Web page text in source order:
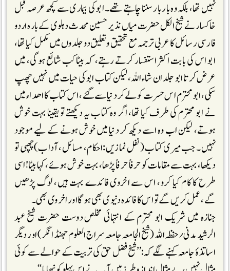
نہیں تھا، بلکہ وہ بار بار سننا چاہتے تھے۔ ابو کی بیماری سے کچھ عرصہ قبل
خاکسار نے شیخ الکل حضرت میاں نذیر حسین محدث دہلوی کے بارہ اردو
فارسی رسائل کا عربی ترجمہ مع تحقیق وتعلیق دو جلدوں میں مکمل کیا تھا،
ابو اس کی بابت اکثر استفسار کرتے رہتے، کہ بیٹا کب شائع ہوگی، میں
عرض کرتا ابو جلد ان شاء اللہ،لیکن کتاب ابو کی حیات میں نہیں چھپ
سکی، ابو محترم اس حسرت کو لے کر دنیا سے گئے، اس کتاب کا اھداء میں
نے ابو محترم کی طرف کیا تھا، اگر وہ کتاب یہ دیکھتے تو یقینا بہت خوش
ہوتے، لیکن اب وہ اسے دیکھ کر دنیا میں خوش ہونے کے لیے موجود
نہیں۔ جب میری کتاب (نفل نمازیں:احکام، مسائل، آداب)چھپی تو
دیکھا، بہت سے مقامات کوحرفاً حرفاً پڑھا، بہت خوش ہوئے، کہا بیٹا!اسی
طرح کا کام کیا کرو، اس سے اخروی فائدے بہت ہیں، لوگ پڑھیں
گے، عمل کریں گے تو اس کا فائدہ دنیوی بھی ہوگا اور اخروی بھی۔
جنازہ میں شریک ابو محترم کے انتہائی مخلص دوست حضرت شیخ عبد
الرشید مدنی؍حفظہ اللہ (شیخ الجامعہ جامعہ سراج العلوم جھنڈا نگر) اور دیگر
اساتذۂ جامعہ کہنے لگے کہ:’’شیخ فضل حق کی تربیت کے حوالے سے کوئی